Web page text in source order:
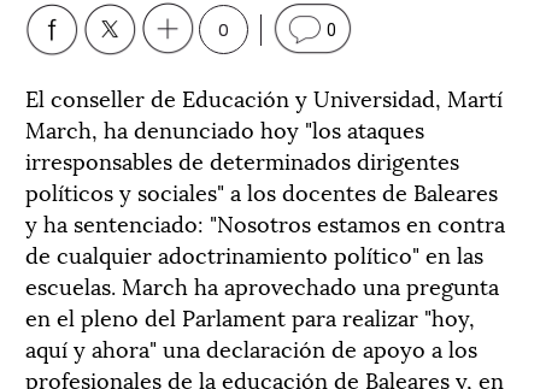
0 0
El conseller de Educación y Universidad, Martí
March, ha denunciado hoy "los ataques
irresponsables de determinados dirigentes
políticos y sociales" a los docentes de Baleares
y ha sentenciado: "Nosotros estamos en contra
de cualquier adoctrinamiento político" en las
escuelas. March ha aprovechado una pregunta
en el pleno del Parlament para realizar "hoy,
aquí y ahora" una declaración de apoyo a los
profesionales de la educación de Baleares y, en